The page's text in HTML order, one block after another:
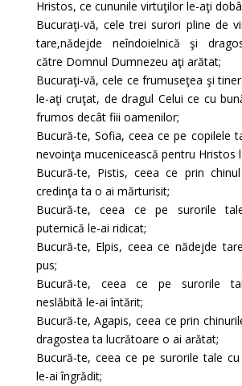
Hristos, ce cununile virtuţilor le-aţi
Bucuraţi-vă, cele trei surori pline de
tare,nădejde neîndoielnică şi
către Domnul Dumnezeu aţi arătat;
Bucuraţi-vă, cele ce frumuseţea şi
le-aţi cruţat, de dragul Celui ce cu
frumos decât fiii oamenilor;
Bucură-te, Sofia, ceea ce pe copilele
nevoinţa mucenicească pentru Hristos
Bucură-te, Pistis, ceea ce prin
credinţa ta o ai mărturisit;
Bucură-te, ceea ce pe surorile
puternică le-ai ridicat;
Bucură-te, Elpis, ceea ce nădejde
pus;
Bucură-te, ceea ce pe surorile
neslăbită le-ai întărit;
Bucură-te, Agapis, ceea ce prin
dragostea ta lucrătoare o ai arătat;
Bucură-te, ceea ce pe surorile tale
le-ai îngrădit;